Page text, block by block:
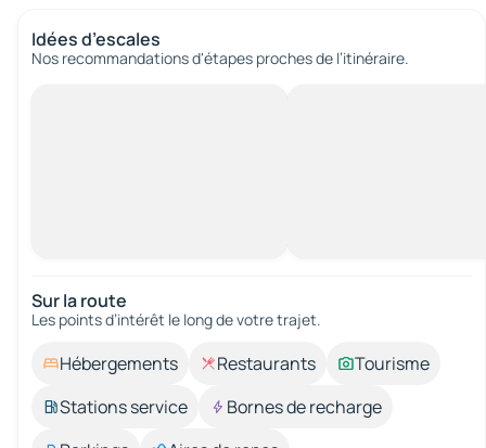
Idées d’escales
Nos recommandations d'étapes proches de l’itinéraire.
Sur la route
Les points d’intérêt le long de votre trajet.
Hébergements Restaurants
Tourisme
Stations service
Bornes de recharge